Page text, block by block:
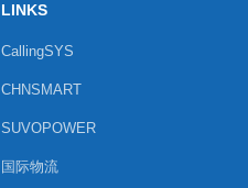
LINKS
CallingSYS
CHNSMART
SUVOPOWER
国际物流